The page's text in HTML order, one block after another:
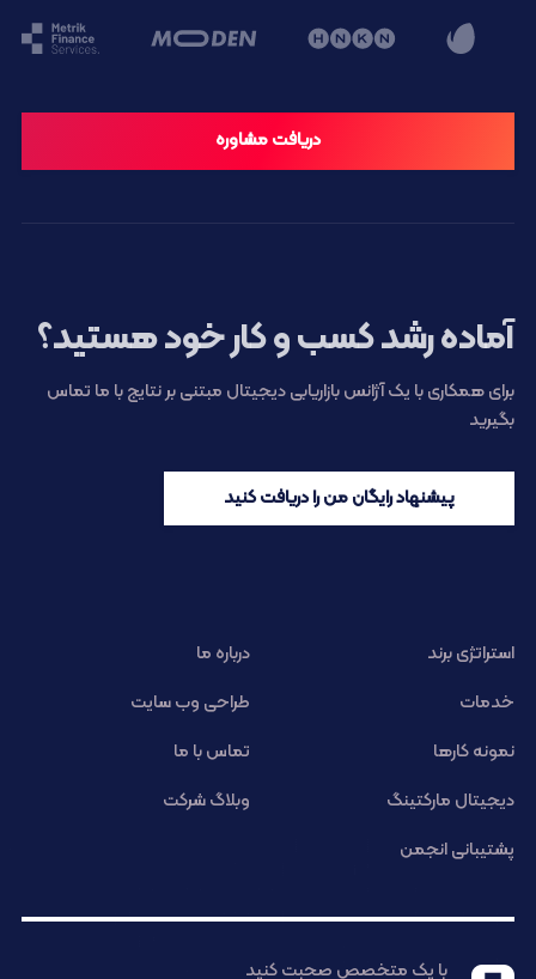
دریافت مشاوره
آماده رشد کسب و کار خود هستید؟
برای همکاری با یک آژانس بازاریابی دیجیتال مبتنی بر نتایج با ما تماس
بگیرید
پیشنهاد رایگان من را دریافت کنید
استراتژی برند
درباره ما
خدمات
طراحی وب سایت
نمونه کارها
تماس با ما
دیجیتال مارکتینگ
وبلاگ شرکت
پشتیبانی انجمن
با یک متخصص صحبت کنید